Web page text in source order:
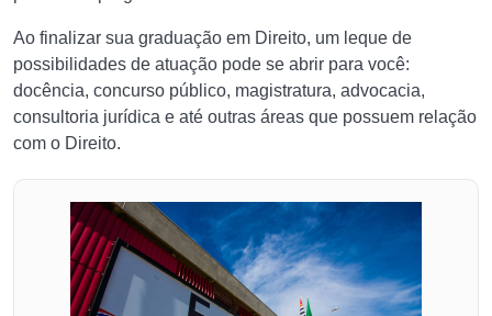
Ao finalizar sua graduação em Direito, um leque de
possibilidades de atuação pode se abrir para você:
docência, concurso público, magistratura, advocacia,
consultoria jurídica e até outras áreas que possuem relação
com o Direito.